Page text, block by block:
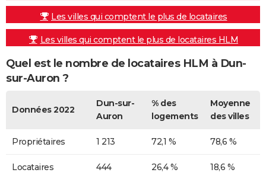
Les villes qui comptent le plus de locataires
Les villes qui comptent le plus de locataires HLM
Quel est le nombre de locataires HLM à Dun-
sur-Auron ?
Données 2022
Dun-sur-
Auron
% des
logements
Moyenne
des villes
Propriétaires 1 213 72,1 % 78,6 %
Locataires 444 26,4 % 18,6 %